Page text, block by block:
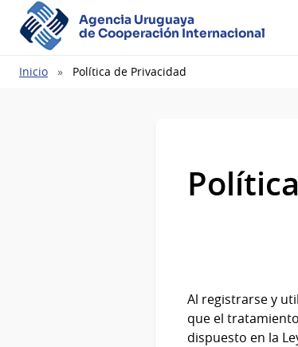
Agencia Uruguaya
de Cooperación Internacional
Ruta
Inicio Política de Privacidad
Al registrarse y
que el
dispuesto en la